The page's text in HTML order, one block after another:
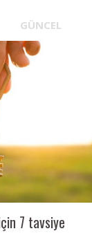
GÜNCEL
7 tavsiye